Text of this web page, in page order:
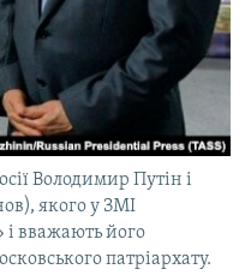
Володимир Путін і
якого у ЗМІ
вважають його
патріархату.